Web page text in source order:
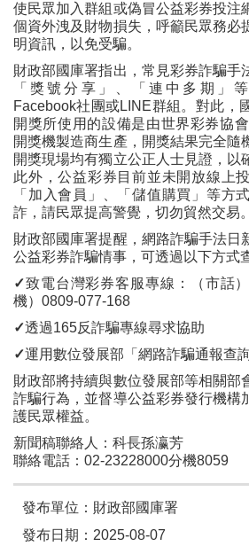
使民眾加入群組或偽冒公益彩券投注
個資外洩及財物損失，呼籲民眾務必
明資訊，以免受騙。
財政部國庫署指出，常見彩券詐騙手
「獎號分享」、「連中多期」
Facebook社團或LINE群組。對此，
開獎所使用的設備是由世界彩券協
開獎機製造商生產，開獎結果完全隨
開獎現場均有獨立公正人士見證，以
此外，公益彩券目前並未開放線上
「加入會員」、「儲值購買」等方
詐，請民眾提高警覺，切勿貿然交易。
財政部國庫署提醒，網路詐騙手法日
公益彩券詐騙情事，可透過以下方式
✓致電台灣彩券客服專線：（市話
機）0809-077-168
✓透過165反詐騙專線尋求協助
✓運用數位發展部「網路詐騙通報查
財政部將持續與數位發展部等相關部
詐騙行為，並督導公益彩券發行機構
護民眾權益。
新聞稿聯絡人：科長孫瀛芳
聯絡電話：02-23228000分機8059
發布單位：財政部國庫署
發布日期：2025-08-07